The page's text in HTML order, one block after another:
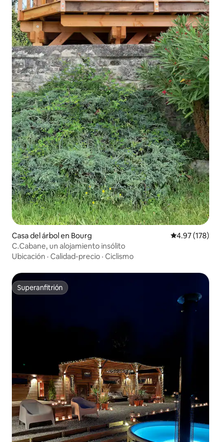
Casa del árbol en Bourg Calificación
4.97 (178)
C.Cabane, un alojamiento insólito
Ubicación · Calidad-precio · Ciclismo
Superanfitrión
Superanfitrión